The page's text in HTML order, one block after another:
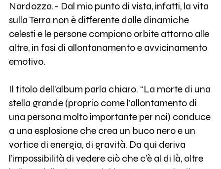
Nardozza.- Dal mio punto di vista, infatti, la vita
sulla Terra non è differente dalle dinamiche
celesti e le persone compiono orbite attorno alle
altre, in fasi di allontanamento e avvicinamento
emotivo.
Il titolo dell’album parla chiaro. “La morte di una
stella grande (proprio come l’allontamento di
una persona molto importante per noi) conduce
a una esplosione che crea un buco nero e un
vortice di energia, di gravità. Da qui deriva
l’impossibilità di vedere ciò che c’è al di là, oltre